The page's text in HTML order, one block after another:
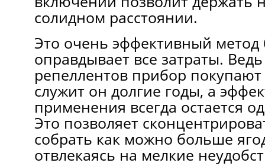
солидном расстоянии.
Это очень эффективный
оправдывает все затраты.
репеллентов прибор
служит он долгие годы, а
применения всегда остается
Это позволяет
собрать как можно больше
отвлекаясь на мелкие